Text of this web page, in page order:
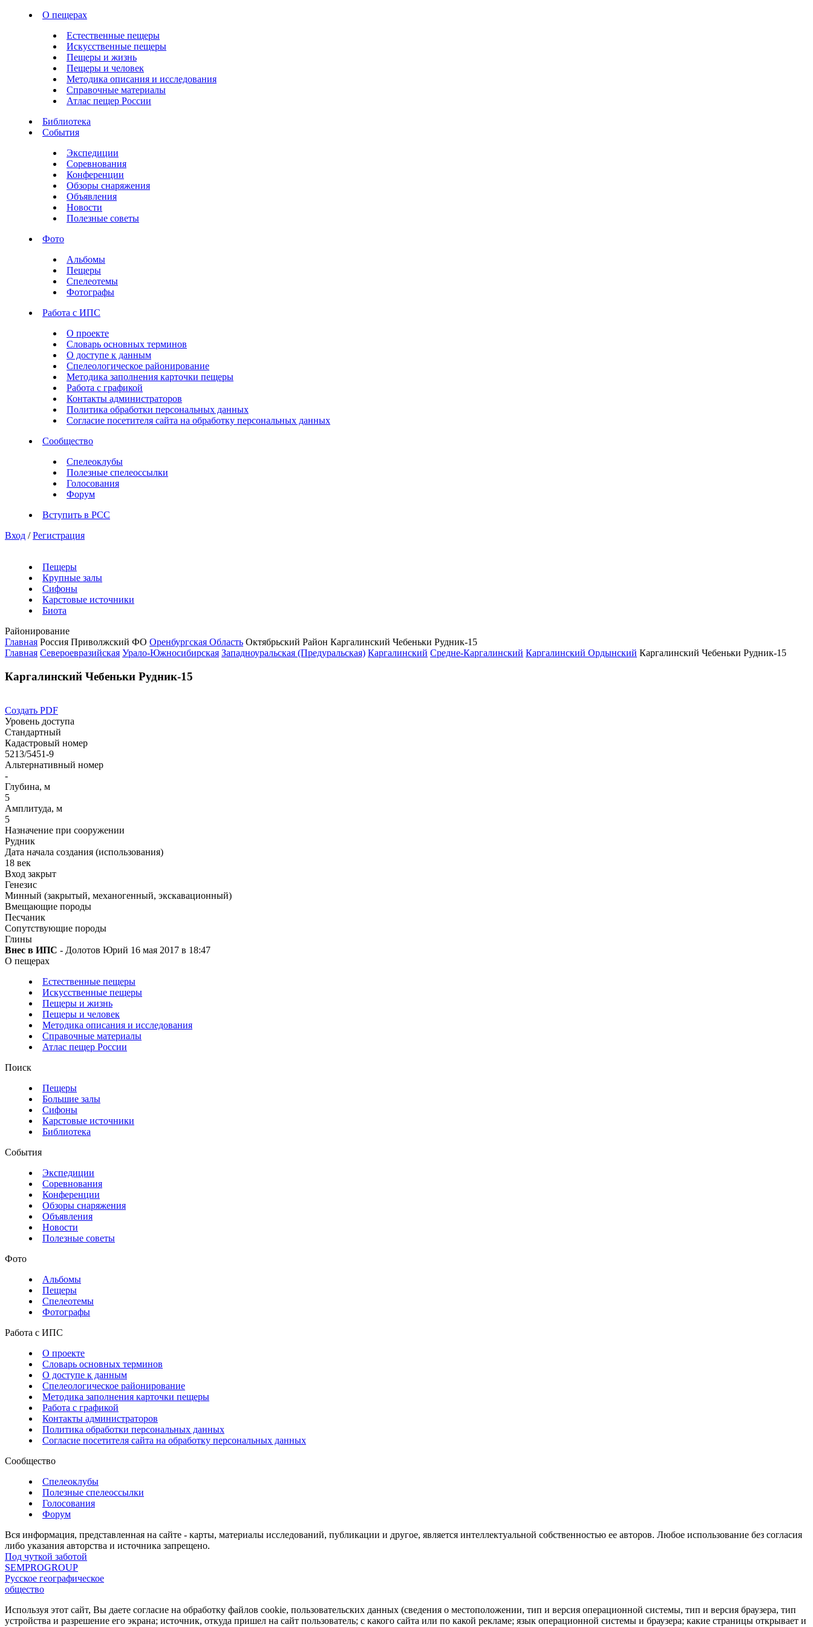
О пещерах
Естественные пещеры
Искусственные пещеры
Пещеры и жизнь
Пещеры и человек
Методика описания и исследования
Справочные материалы
Атлас пещер России
Библиотека
События
Экспедиции
Соревнования
Конференции
Обзоры снаряжения
Объявления
Новости
Полезные советы
Фото
Альбомы
Пещеры
Спелеотемы
Фотографы
Работа с ИПС
О проекте
Словарь основных терминов
О доступе к данным
Спелеологическое районирование
Методика заполнения карточки пещеры
Работа с графикой
Контакты администраторов
Политика обработки персональных данных
Согласие посетителя сайта на обработку персональных данных
Сообщество
Спелеоклубы
Полезные спелеоссылки
Голосования
Форум
Вступить в РСС
Вход / Регистрация
Пещеры
Крупные залы
Сифоны
Карстовые источники
Биота
Районирование
Главная Россия Приволжский ФО Оренбургская Область Октябрьский Район Каргалинский Чебеньки Рудник-15
Главная Североевразийская Урало-Южносибирская Западноуральская (Предуральская) Каргалинский Средне-Каргалинский Каргалинский Ордынский Каргалинский Чебеньки Рудник-15
Каргалинский Чебеньки Рудник-15
Создать PDF
Уровень доступа
Стандартный
Кадастровый номер
5213/5451-9
Альтернативный номер
-
Глубина, м
5
Амплитуда, м
5
Назначение при сооружении
Рудник
Дата начала создания (использования)
18 век
Вход закрыт
Генезис
Минный (закрытый, механогенный, экскавационный)
Вмещающие породы
Песчаник
Сопутствующие породы
Глины
Внес в ИПС - Долотов Юрий 16 мая 2017 в 18:47
О пещерах
Естественные пещеры
Искусственные пещеры
Пещеры и жизнь
Пещеры и человек
Методика описания и исследования
Справочные материалы
Атлас пещер России
Поиск
Пещеры
Большие залы
Сифоны
Карстовые источники
Библиотека
События
Экспедиции
Соревнования
Конференции
Обзоры снаряжения
Объявления
Новости
Полезные советы
Фото
Альбомы
Пещеры
Спелеотемы
Фотографы
Работа с ИПС
О проекте
Словарь основных терминов
О доступе к данным
Спелеологическое районирование
Методика заполнения карточки пещеры
Работа с графикой
Контакты администраторов
Политика обработки персональных данных
Согласие посетителя сайта на обработку персональных данных
Сообщество
Спелеоклубы
Полезные спелеоссылки
Голосования
Форум
Вся информация, представленная на сайте - карты, материалы исследований, публикации и другое, является интеллектуальной собственностью ее авторов. Любое использование без согласия
либо указания авторства и источника запрещено.
Под чуткой заботой
SEMPROGROUP
Русское географическое
общество
Используя этот сайт, Вы даете согласие на обработку файлов cookie, пользовательских данных (сведения о местоположении, тип и версия операционной системы, тип и версия браузера, тип
устройства и разрешение его экрана; источник, откуда пришел на сайт пользователь; с какого сайта или по какой рекламе; язык операционной системы и браузера; какие страницы открывает и